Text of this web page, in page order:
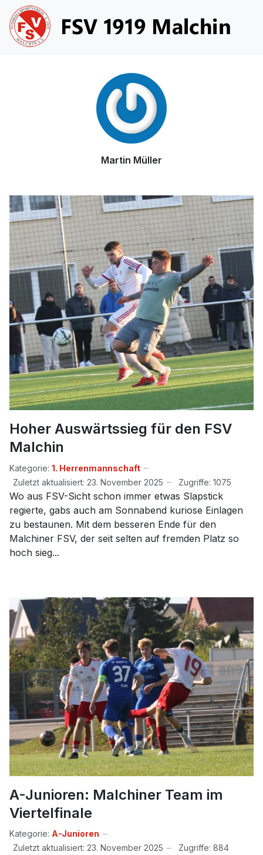
Martin Müller
Hoher Auswärtssieg für den FSV
Malchin
Kategorie: 1. Herrenmannschaft
Zuletzt aktualisiert: 23. November 2025
Zugriffe: 1075
Wo aus FSV-Sicht schon immer etwas Slapstick
regierte, gabs auch am Sonnabend kuriose Einlagen
zu bestaunen. Mit dem besseren Ende für den
Malchiner FSV, der seit selten auf fremden Platz so
hoch sieg...
A-Junioren: Malchiner Team im
Viertelfinale
Kategorie: A-Junioren
Zuletzt aktualisiert: 23. November 2025
Zugriffe: 884